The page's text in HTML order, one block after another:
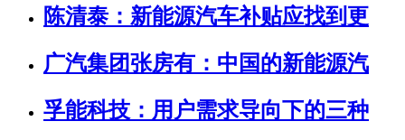
陈清泰：新能源汽车补贴应找到更
广汽集团张房有：中国的新能源汽
孚能科技：用户需求导向下的三种